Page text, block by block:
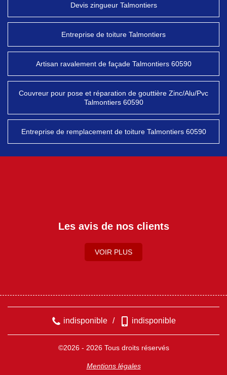
Devis zingueur Talmontiers
Entreprise de toiture Talmontiers
Artisan ravalement de façade Talmontiers 60590
Couvreur pour pose et réparation de gouttière Zinc/Alu/Pvc
Talmontiers 60590
Entreprise de remplacement de toiture Talmontiers 60590
Les avis de nos clients
VOIR PLUS
indisponible / indisponible
©2026 - 2026 Tous droits réservés
Mentions légales